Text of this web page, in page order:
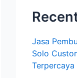
Jasa
Solo
Terpercaya